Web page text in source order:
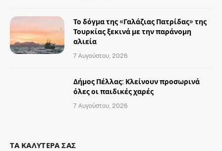
Το δόγμα της «Γαλάζιας Πατρίδας» της
Τουρκίας ξεκινά με την παράνομη
αλιεία
7 Αυγούστου, 2026
Δήμος Πέλλας: Κλείνουν προσωρινά
όλες οι παιδικές χαρές
7 Αυγούστου, 2026
ΤΑ ΚΑΛΥΤΕΡΑ ΣΑΣ